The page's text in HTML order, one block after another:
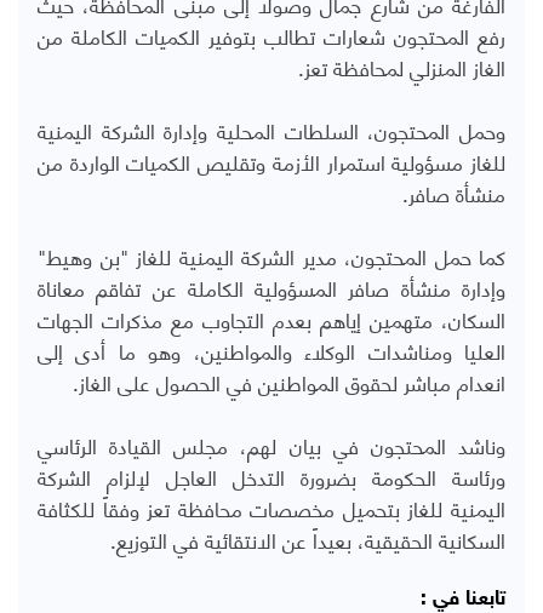
رفع المحتجون شعارات تطالب بتوفير الكميات الكاملة من
الغاز المنزلي لمحافظة تعز.
وحمل المحتجون، السلطات المحلية وإدارة الشركة اليمنية
للغاز مسؤولية استمرار الأزمة وتقليص الكميات الواردة من
منشأة صافر.
كما حمل المحتجون، مدير الشركة اليمنية للغاز "بن وهيط"
وإدارة منشأة صافر المسؤولية الكاملة عن تفاقم معاناة
السكان، متهمين إياهم بعدم التجاوب مع مذكرات الجهات
العليا ومناشدات الوكلاء والمواطنين، وهو ما أدى إلى
انعدام مباشر لحقوق المواطنين في الحصول على الغاز.
وناشد المحتجون في بيان لهم، مجلس القيادة الرئاسي
ورئاسة الحكومة بضرورة التدخل العاجل لإلزام الشركة
اليمنية للغاز بتحميل مخصصات محافظة تعز وفقاً للكثافة
السكانية الحقيقية، بعيداً عن الانتقائية في التوزيع.
تابعنا في :